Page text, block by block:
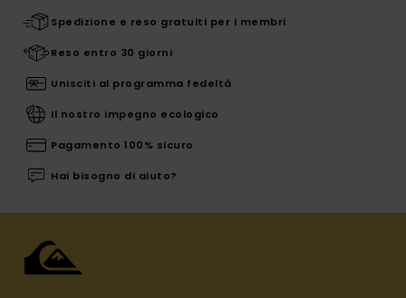
Spedizione e reso gratuiti per i membri
Reso entro 30 giorni
Unisciti al programma fedeltà
Il nostro impegno ecologico
Pagamento 100% sicuro
Hai bisogno di aiuto?